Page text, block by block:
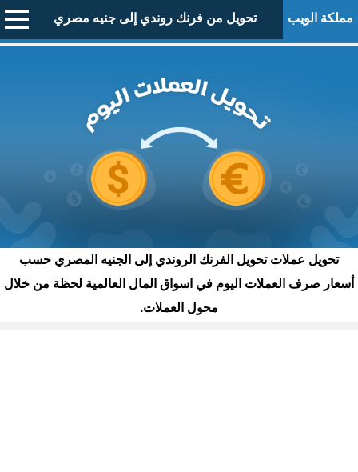
مملكة الويب تحويل من فرنك روندي إلى جنيه مصري
تحويل عملات تحويل الفرنك الروندي إلى الجنيه المصري حسب
أسعار صرف العملات اليوم في اسواق المال العالمية لحظة من خلال
محول العملات.